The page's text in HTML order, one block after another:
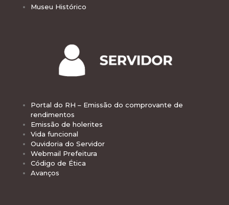
Museu Histórico
Portal do RH – Emissão do comprovante de
rendimentos
Emissão de holerites
Vida funcional
Ouvidoria do Servidor
Webmail Prefeitura
Código de Ética
Avanços